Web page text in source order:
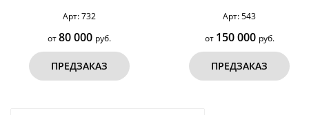
Арт: 543
от150 000руб.
ПРЕДЗАКАЗ
Арт: 673
от50 000руб.
ПРЕДЗАКАЗ